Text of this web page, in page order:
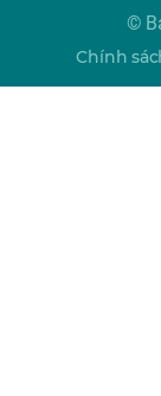
©
Chính